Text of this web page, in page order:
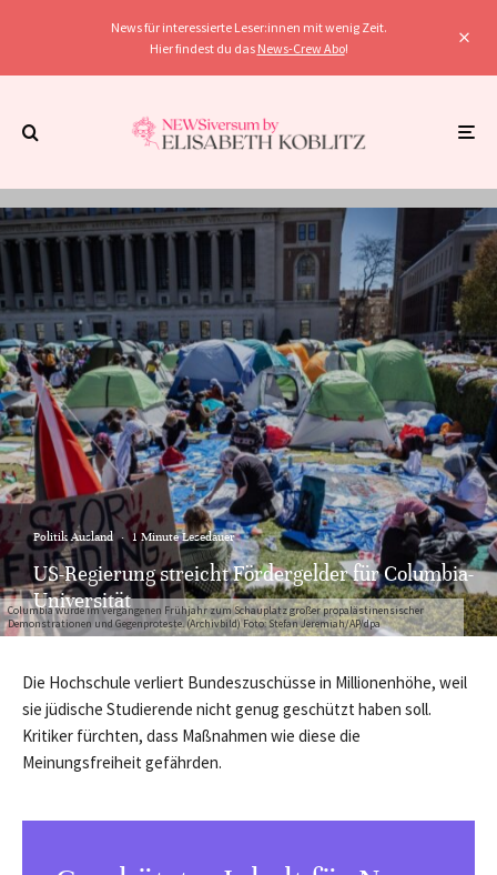
News für interessierte Leser:innen mit wenig Zeit.
Hier findest du das News-Crew Abo!
Columbia wurde im vergangenen Frühjahr zum Schauplatz großer propalästinensischer
Demonstrationen und Gegenproteste. (Archivbild) Foto: Stefan Jeremiah/AP/dpa
Politik Ausland · 1 Minute Lesedauer
US-Regierung streicht Fördergelder für Columbia-
Universität
Die Hochschule verliert Bundeszuschüsse in Millionenhöhe, weil
sie jüdische Studierende nicht genug geschützt haben soll.
Kritiker fürchten, dass Maßnahmen wie diese die
Meinungsfreiheit gefährden.